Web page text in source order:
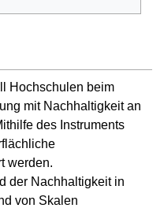
Hochschulen beim
mit Nachhaltigkeit an
des Instruments
werden.
der Nachhaltigkeit in
von Skalen